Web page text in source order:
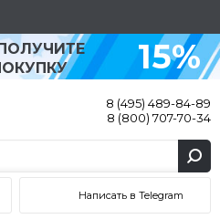
15%
8 (495) 489-84-89
8 (800) 707-70-34
Написать в Telegram